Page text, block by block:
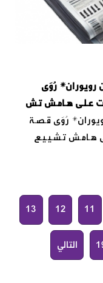
رويـوران* رُوَى
عـلـى هـامـش تـش
رُوَى قـصـة
هـامـش تـشـيـيـع
11
12
13
التالي